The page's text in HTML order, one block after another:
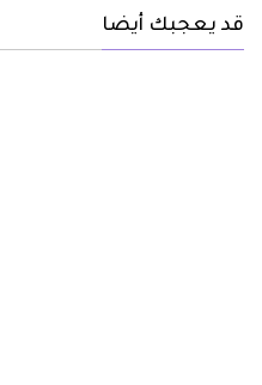
قد يعجبك أيضا